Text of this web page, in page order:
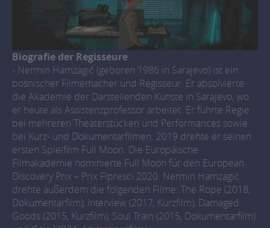
Biografie der Regisseure
- Nermin Hamzagić (geboren 1986 in Sarajevo) ist ein
bosnischer Filmemacher und Regisseur. Er absolvierte
die Akademie der Darstellenden Künste in Sarajevo, wo
er heute als Assistenzprofessor arbeitet. Er führte Regie
bei mehreren Theaterstücken und Performances sowie
bei Kurz- und Dokumentarfilmen. 2019 drehte er seinen
ersten Spielfilm Full Moon. Die Europäische
Filmakademie nominierte Full Moon für den European
Discovery Prix – Prix Fipresci 2020. Nermin Hamzagić
drehte außerdem die folgenden Filme: The Rope (2018,
Dokumentarfilm), Interview (2017, Kurzfilm), Damaged
Goods (2015, Kurzfilm), Soul Train (2015, Dokumentarfilm)